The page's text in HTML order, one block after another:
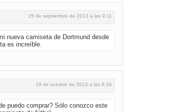
25 de septiembre de 2013 a las 9:11
nueva camiseta de Dortmund desde
es increíble.
29 de octubre de 2013 a las 8:34
puedo comprar? Sólo conozco este